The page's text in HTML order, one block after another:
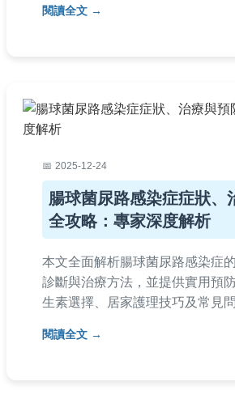
閱讀全文
2025-12-24
腸球菌尿路感染症症狀、
全攻略：專家深度解析
本文全面解析腸球菌尿路感染症
診斷與治療方法，並提供實用預
生素選擇、居家護理技巧及常見
問題。文章由醫療背景作者撰寫
閱讀全文